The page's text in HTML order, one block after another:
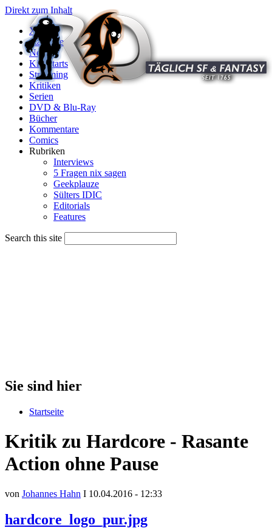
Direkt zum Inhalt
X
Startseite
News
Kinostarts
Streaming
Kritiken
Serien
DVD & Blu-Ray
Bücher
Kommentare
Comics
Rubriken
Interviews
5 Fragen nix sagen
Geekplauze
Sülters IDIC
Editorials
Features
Search this site
Sie sind hier
Startseite
Kritik zu Hardcore - Rasante
Action ohne Pause
von Johannes Hahn I 10.04.2016 - 12:33
hardcore_logo_pur.jpg